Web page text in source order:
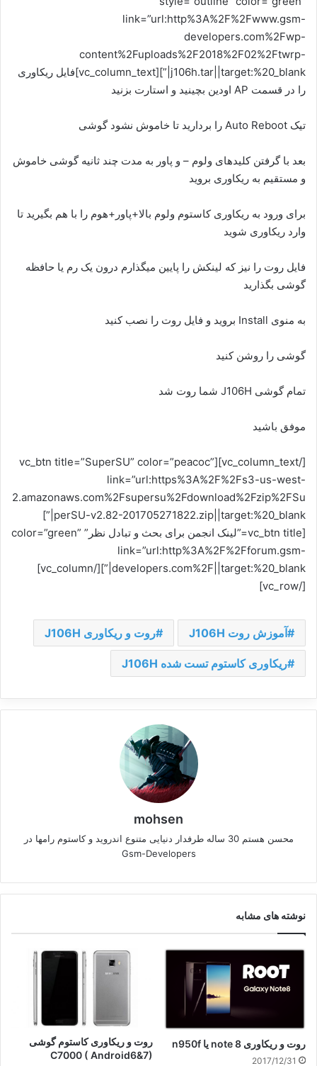
link=”url:http%3A%2F%2Fwww.gsm-
developers.com%2Fwp-
content%2Fuploads%2F2018%2F02%2Ftwrp-
j106h.tar||target:%20_blank|”][vc_column_text]فایل ریکاوری
را در قسمت AP اودین بچینید و استارت بزنید
تیک Auto Reboot را بردارید تا خاموش نشود گوشی
بعد با گرفتن کلیدهای ولوم – و پاور به مدت چند ثانیه گوشی خاموش
و مستقیم به ریکاوری بروید
برای ورود به ریکاوری کاستوم ولوم بالا+پاور+هوم را با هم بگیرید تا
وارد ریکاوری شوید
فایل روت را نیز که لینکش را پایین میگذارم درون یک رم یا حافظه
گوشی بگذارید
به منوی Install بروید و فایل روت را نصب کنید
گوشی را روشن کنید
تمام گوشی J106H شما روت شد
موفق باشید
[/vc_column_text][vc_btn title=”SuperSU” color=”peacoc”
link=”url:https%3A%2F%2Fs3-us-west-
2.amazonaws.com%2Fsupersu%2Fdownload%2Fzip%2FSu
perSU-v2.82-201705271822.zip||target:%20_blank|”]
[vc_btn title=”لینک انجمن برای بحث و تبادل نظر” color=”green”
link=”url:http%3A%2F%2Fforum.gsm-
developers.com%2F||target:%20_blank|”][/vc_column]
[/vc_row]
آموزش روت J106H روت و ریکاوری J106H
ریکاوری کاستوم تست شده J106H
mohsen
محسن هستم 30 ساله طرفدار دنیایی متنوع اندروید و کاستوم رامها در
Gsm-Developers
نوشته های مشابه
روت و ریکاوری note 8 یا n950f
2017/12/31
روت و ریکاوری کاستوم گوشی
C7000 ( Android6&7)